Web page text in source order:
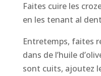
Faites cuire les
en les tenant al
Entretemps, faites
dans de l’huile
sont cuits, ajoutez